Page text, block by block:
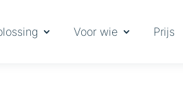
Voor wie Prijs